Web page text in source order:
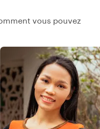
vous pouvez